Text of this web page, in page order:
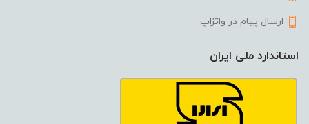
ارسال پیام در واتزاپ
استاندارد ملی ایران